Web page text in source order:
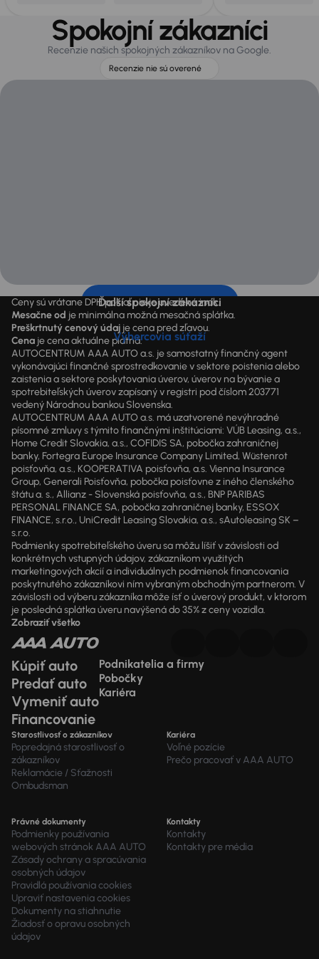
Spokojní zákazníci
Recenzie našich spokojných zákazníkov na Google.
Recenzie nie sú overené
Ďalší spokojní zákazníci
Výhercovia súťaží
Ceny sú vrátane DPH pokiaľ nie je uvedené inak.
Mesačne od je minimálna možná mesačná splátka.
Preškrtnutý cenový údaj je cena pred zľavou.
Cena je cena aktuálne platná.
AUTOCENTRUM AAA AUTO a.s. je samostatný finančný agent
vykonávajúci finančné sprostredkovanie v sektore poistenia alebo
zaistenia a sektore poskytovania úverov, úverov na bývanie a
spotrebiteľských úverov zapísaný v registri pod číslom 203771
vedený Národnou bankou Slovenska.
AUTOCENTRUM AAA AUTO a.s. má uzatvorené nevýhradné
písomné zmluvy s týmito finančnými inštitúciami: VÚB Leasing, a.s.,
Home Credit Slovakia, a.s., COFIDIS SA, pobočka zahraničnej
banky, Fortegra Europe Insurance Company Limited, Wüstenrot
poisťovňa, a.s., KOOPERATIVA poisťovňa, a.s. Vienna Insurance
Group, Generali Poisťovňa, pobočka poisťovne z iného členského
štátu a. s., Allianz - Slovenská poisťovňa, a.s., BNP PARIBAS
PERSONAL FINANCE SA, pobočka zahraničnej banky, ESSOX
FINANCE, s.r.o., UniCredit Leasing Slovakia, a.s., sAutoleasing SK –
s.r.o.
Podmienky spotrebiteľského úveru sa môžu líšiť v závislosti od
konkrétnych vstupných údajov, zákazníkom využitých
marketingových akcií a individuálnych podmienok financovania
poskytnutého zákazníkovi ním vybraným obchodným partnerom. V
závislosti od výberu zákazníka môže ísť o úverový produkt, v ktorom
je posledná splátka úveru navýšená do 35% z ceny vozidla.
Zobraziť všetko
Kúpiť auto
Predať auto
Vymeniť auto
Financovanie
Podnikatelia a firmy
Pobočky
Kariéra
Starostlivosť o zákazníkov
Popredajná starostlivosť o
zákazníkov
Reklamácie / Sťažnosti
Ombudsman
Kariéra
Voľné pozície
Prečo pracovať v AAA AUTO
Právné dokumenty
Podmienky používania
webových stránok AAA AUTO
Zásady ochrany a spracúvania
osobných údajov
Pravidlá používania cookies
Upraviť nastavenia cookies
Dokumenty na stiahnutie
Žiadosť o opravu osobných
údajov
Kontakty
Kontakty
Kontakty pre média